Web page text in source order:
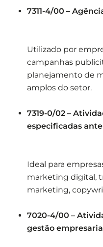
7311-4/00 –
Utilizado por
campanhas
planejamento de
amplos do setor.
7319-0/02 –
especificadas
Ideal para
marketing digital,
marketing,
7020-4/00 –
gestão